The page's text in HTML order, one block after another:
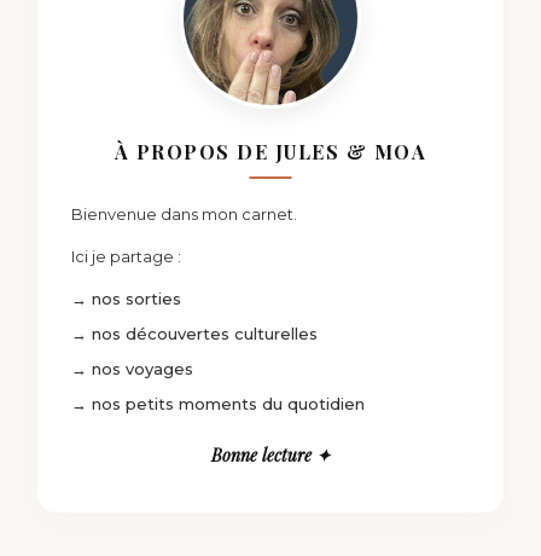
À PROPOS DE JULES & MOA
Bienvenue dans mon carnet.
Ici je partage :
→ nos sorties
→ nos découvertes culturelles
→ nos voyages
→ nos petits moments du quotidien
Bonne lecture ✦